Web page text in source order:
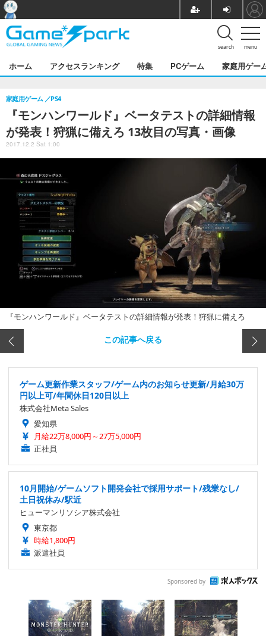
menu
search
ホーム アクセスランキング 特集 PCゲーム 家庭用ゲー
『モンハンワールド』ベータテストの詳細情報
が発表！狩猟に備えろ 13枚目の写真・画像
家庭用ゲーム PS4
2017.12.2 Sat 1:00
『モンハンワールド』ベータテストの詳細情報が発表！狩猟に備えろ
この記事へ戻る
ゲーム更新作業スタッフ/ゲーム内のお知らせ更新/月給30万
円以上可/年間休日120日以上
株式会社Meta Sales
愛知県
月給22万8,000円～27万5,000円
正社員
10月開始/ゲームソフト開発会社で採用サポート/残業なし/
土日祝休み/駅近
ヒューマンリソシア株式会社
東京都
時給1,800円
派遣社員
Sponsored by